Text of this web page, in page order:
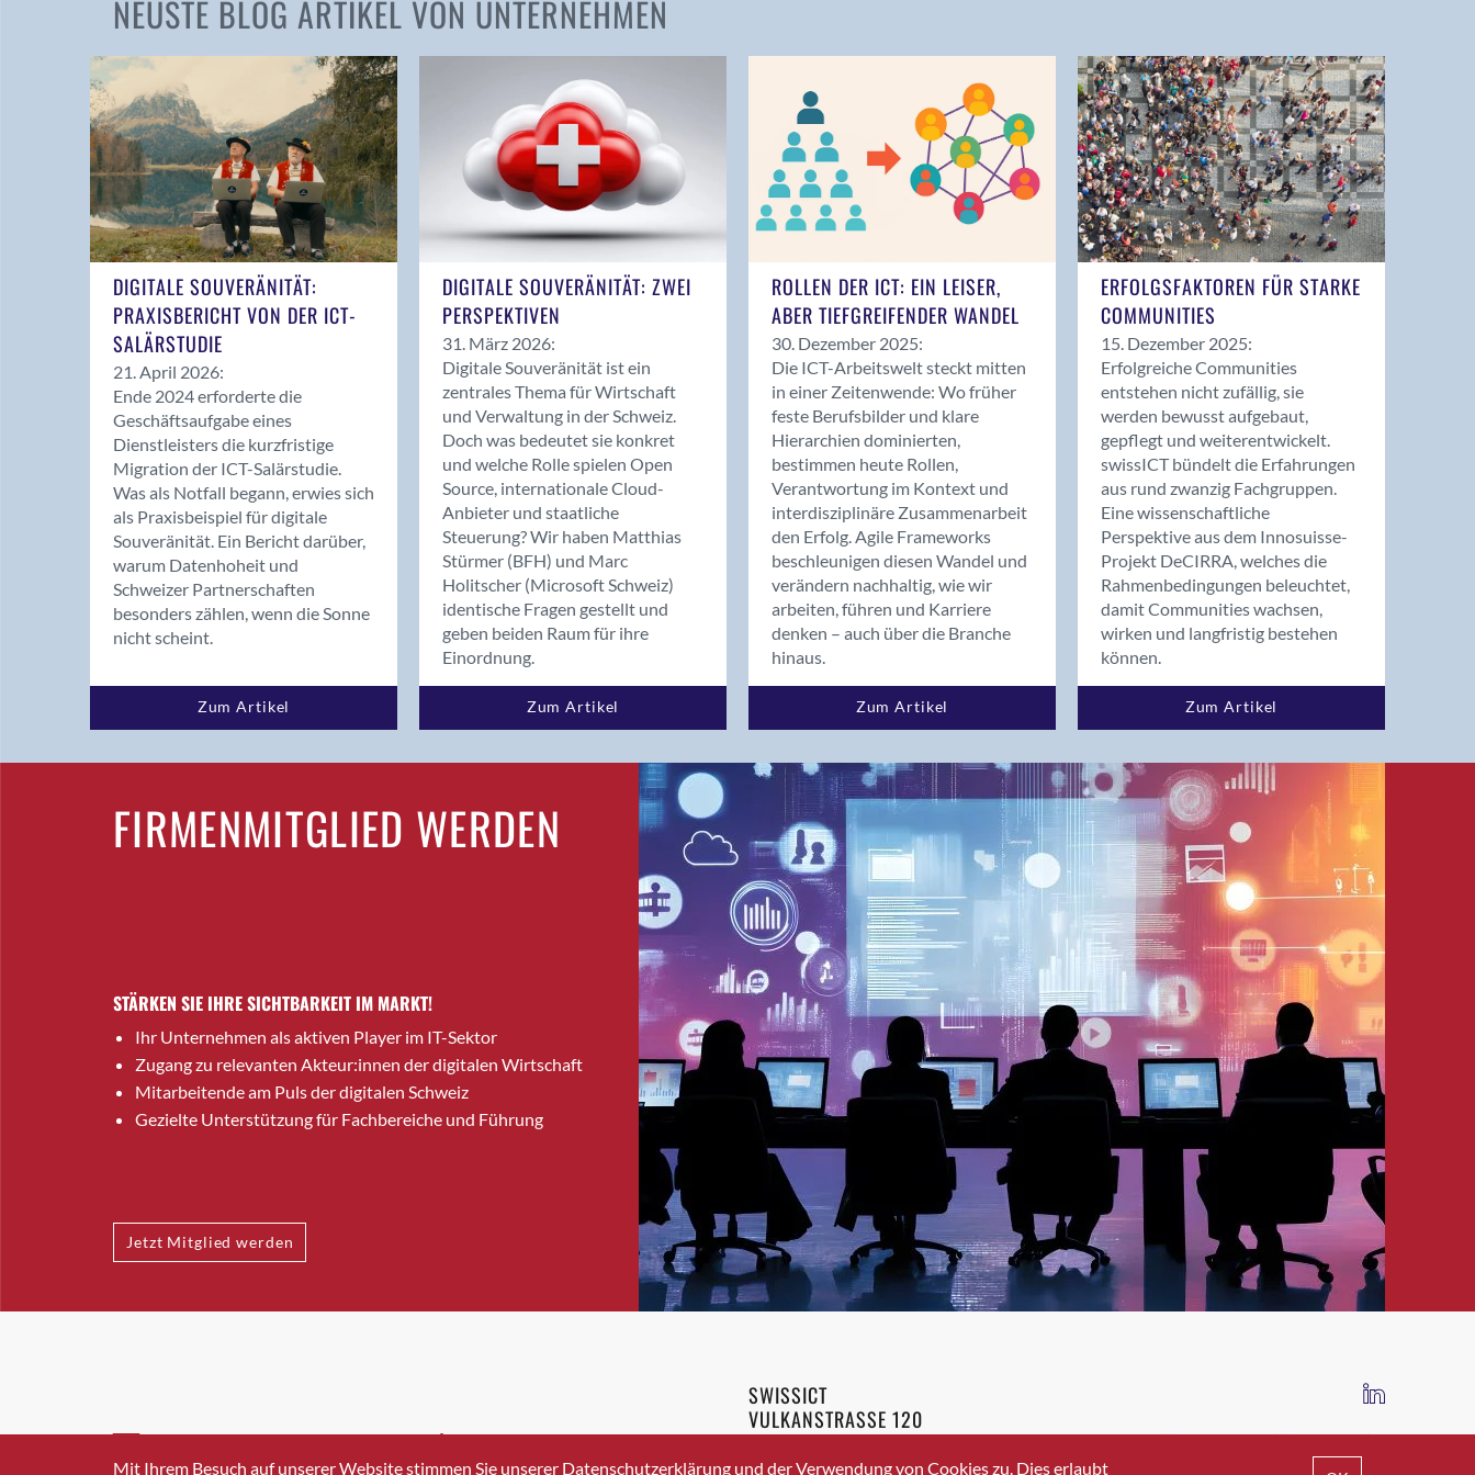
Andelfingen
Balsthal
Balzers
Bassersdorf
Benken (SG)
Bergdietikon
Bern - Liebefeld
Birsfelden
Bolligen
Bonaduz
Bonstetten
Bottighofen
Bremgarten bei Bern
Brig-Glis
Bronschhofen
Brugg
Brugg AG
Burgdorf
Bäretswil
Bülach
Cazis
Crissier
Davos Platz
NEUSTE BLOG ARTIKEL VON UNTERNEHMEN
DIGITALE SOUVERÄNITÄT:
PRAXISBERICHT VON DER ICT-
SALÄRSTUDIE
21. April 2026:
Ende 2024 erforderte die
Geschäftsaufgabe eines
Dienstleisters die kurzfristige
Migration der ICT-Salärstudie.
Was als Notfall begann, erwies sich
als Praxisbeispiel für digitale
Souveränität. Ein Bericht darüber,
warum Datenhoheit und
Schweizer Partnerschaften
besonders zählen, wenn die Sonne
nicht scheint.
Zum Artikel
DIGITALE SOUVERÄNITÄT: ZWEI
PERSPEKTIVEN
31. März 2026:
Digitale Souveränität ist ein
zentrales Thema für Wirtschaft
und Verwaltung in der Schweiz.
Doch was bedeutet sie konkret
und welche Rolle spielen Open
Source, internationale Cloud-
Anbieter und staatliche
Steuerung? Wir haben Matthias
Stürmer (BFH) und Marc
Holitscher (Microsoft Schweiz)
identische Fragen gestellt und
geben beiden Raum für ihre
Einordnung.
Zum Artikel
ROLLEN DER ICT: EIN LEISER,
ABER TIEFGREIFENDER WANDEL
30. Dezember 2025:
Die ICT-Arbeitswelt steckt mitten
in einer Zeitenwende: Wo früher
feste Berufsbilder und klare
Hierarchien dominierten,
bestimmen heute Rollen,
Verantwortung im Kontext und
interdisziplinäre Zusammenarbeit
den Erfolg. Agile Frameworks
beschleunigen diesen Wandel und
verändern nachhaltig, wie wir
arbeiten, führen und Karriere
denken – auch über die Branche
hinaus.
Zum Artikel
ERFOLGSFAKTOREN FÜR STARKE
COMMUNITIES
15. Dezember 2025:
Erfolgreiche Communities
entstehen nicht zufällig, sie
werden bewusst aufgebaut,
gepflegt und weiterentwickelt.
swissICT bündelt die Erfahrungen
aus rund zwanzig Fachgruppen.
Eine wissenschaftliche
Perspektive aus dem Innosuisse-
Projekt DeCIRRA, welches die
Rahmenbedingungen beleuchtet,
damit Communities wachsen,
wirken und langfristig bestehen
können.
Zum Artikel
FIRMENMITGLIED WERDEN
STÄRKEN SIE IHRE SICHTBARKEIT IM MARKT!
Ihr Unternehmen als aktiven Player im IT-Sektor
Zugang zu relevanten Akteur:innen der digitalen Wirtschaft
Mitarbeitende am Puls der digitalen Schweiz
Gezielte Unterstützung für Fachbereiche und Führung
Jetzt Mitglied werden
INFO@SWISSICT.CH +41 43 336 40 20
SWISSICT
VULKANSTRASSE 120
8048 ZURICH
IMPRESSUM DATENSCHUTZ AGB
Mit Ihrem Besuch auf unserer Website stimmen Sie unserer Datenschutzerklärung und der Verwendung von Cookies zu. Dies erlaubt